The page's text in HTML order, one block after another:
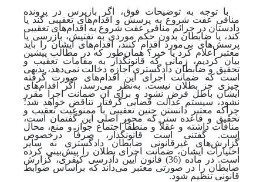
با توجه ‌به توضیحات فوق، اگر بازپرس در پرونده
منافی عفت شروع به پرسش و اقدام‌های تعقیبی کند یا
دادستان در جرائم منافی عفت شروع به اقدام‌های تعقیبی
کند، یا ضابطان بدون حکم موردی به تفتیش، بازرسی یا
پرسش‌های بی‌مورد اقدام کنند، اقدام‌های ایشان را باید
معتبر اعلام کرد یا خیر؟ همان‌طور که در مطالب پیشین
بیان کردیم، زمانی که قانونگذار به مقامات تعقیب و
تحقیق و ضابطان دادگستری اجازه دخالت نمی‌دهد، بدیهی
است که ضمانت اجرای این اقدام‌های صورت‌ گرفته
چیزی جز بطلان نیست. به‌نظر می‌رسد، اگر اقدام‌های
ایشان باطل فرض نشود و برای آن ضمانت اجرا مقرر
نشود، سیستم عدالت قضایی گرفتار تناقض خواهد شد؛
چراکه معتبر دانستن چنین تعقیبی با ممنوعیت تعقیب و
تحقیق و قاعده ستر که محور اصلی این گفتمان است،
منافات داشته و عقلاً و منطقاً اجتماع جواز و منع، محال
است. گفتنی است قانونگذار، صرفاً درخصوص
گزارش‌های غیرقانونی ضابطان دادگستری نه سایر
اختیارات ایشان، ضمانت اجرای بطلان را پیش‌بینی کرده
است. در ماده (36) قانون آیین دادرسی کیفری، گزارش
ضابطان را در صورتی معتبر می‌داند که براساس ضوابط
قانونی تنظیم شود.